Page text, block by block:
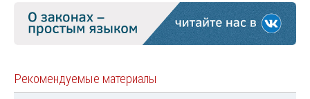
Рекомендуемые материалы